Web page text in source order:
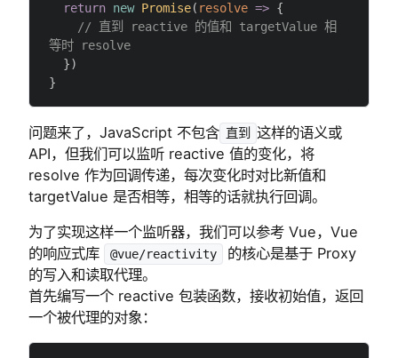
  return
new Promise( resolve => {
等时 resolve
  })
}
问题来了，JavaScript 不包含 直到
这样的语义或
API，但我们可以监听 reactive 值的变化，将
resolve 作为回调传递，每次变化时对比新值和
targetValue 是否相等，相等的话就执行回调。
为了实现这样一个监听器，我们可以参考 Vue，Vue
的响应式库
@vue/reactivity
的核心是基于 Proxy
的写入和读取代理。
首先编写一个 reactive 包装函数，接收初始值，返回
一个被代理的对象：